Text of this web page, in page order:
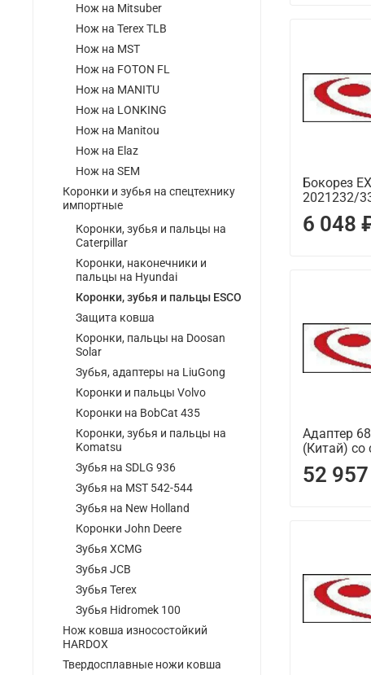
Бокорез
2021232/
6 048
Адаптер
(Китай) со
52
Нож на Mitsuber
Нож на Terex TLB
Нож на MST
Нож на FOTON FL
Нож на MANITU
Нож на LONKING
Нож на Manitou
Нож на Elaz
Нож на SEM
Коронки и зубья на спецтехнику
импортные
Коронки, зубья и пальцы на
Caterpillar
Коронки, наконечники и
пальцы на Hyundai
Коронки, зубья и пальцы ESCO
Защита ковша
Коронки, пальцы на Doosan
Solar
Зубья, адаптеры на LiuGong
Коронки и пальцы Volvo
Коронки на BobCat 435
Коронки, зубья и пальцы на
Komatsu
Зубья на SDLG 936
Зубья на MST 542-544
Зубья на New Holland
Коронки John Deere
Зубья XCMG
Зубья JCB
Зубья Terex
Зубья Hidromek 100
Нож ковша износостойкий
HARDOX
Твердосплавные ножи ковша